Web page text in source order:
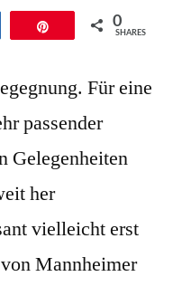
0
SHARES
Für eine
passender
Gelegenheiten
her
vielleicht erst
Mannheimer